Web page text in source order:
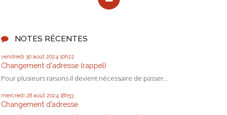
NOTES RÉCENTES
vendredi 30 août 2024 10h22
Changement d'adresse (rappel)
Pour plusieurs raisons il devient nécessaire de passer...
mercredi 28 août 2024 18h53
Changement d’adresse